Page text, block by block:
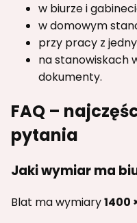
w biurze i
w domowym
przy pracy z
na stanowiskach
dokumenty.
FAQ –
pytania
Jaki wymiar ma
Blat ma wymiary1400